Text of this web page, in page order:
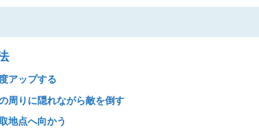
アップする
周りに隠れながら敵を倒す
地点へ向かう